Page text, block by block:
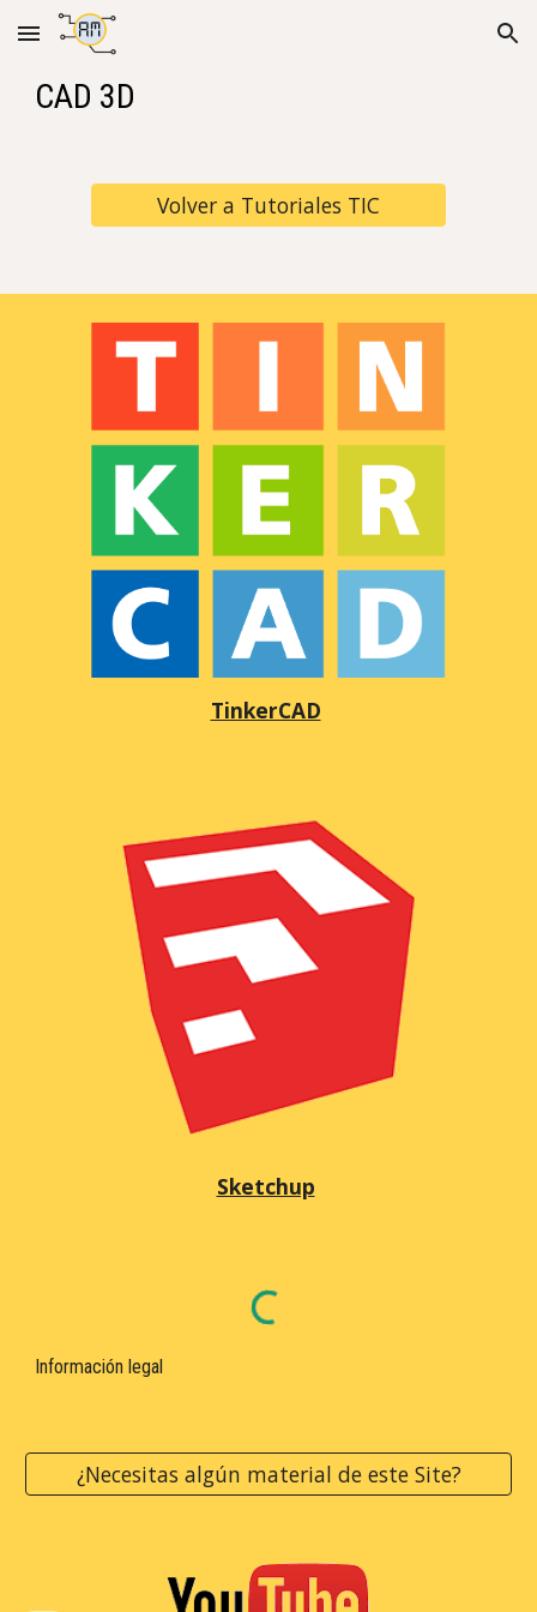
Skip to main content Skip to navigation
CAD 3D
Volver a Tutoriales TIC
TinkerCAD
Sketchup
Información legal
¿Necesitas algún material de este Site?